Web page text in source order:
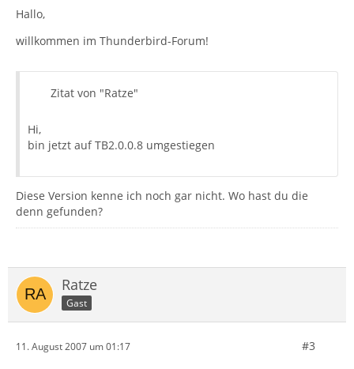
Hallo,
willkommen im Thunderbird-Forum!
Zitat von "Ratze"
Hi,
bin jetzt auf TB2.0.0.8 umgestiegen
Diese Version kenne ich noch gar nicht. Wo hast du die
denn gefunden?
Ratze
Gast
11. August 2007 um 01:17 #3